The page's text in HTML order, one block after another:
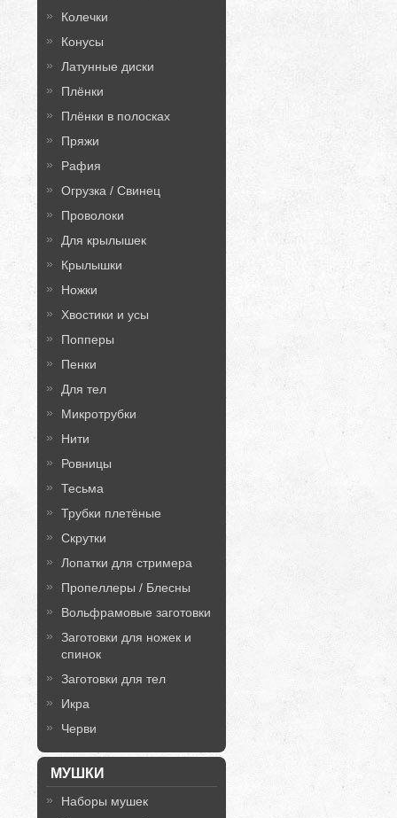
Колечки
Конусы
Латунные диски
Плёнки
Плёнки в полосках
Пряжи
Рафия
Огрузка / Свинец
Проволоки
Для крылышек
Крылышки
Ножки
Хвостики и усы
Попперы
Пенки
Для тел
Микротрубки
Нити
Ровницы
Тесьма
Трубки плетёные
Скрутки
Лопатки для стримера
Пропеллеры / Блесны
Вольфрамовые заготовки
Заготовки для ножек и
спинок
Заготовки для тел
Икра
Черви
МУШКИ
Наборы мушек